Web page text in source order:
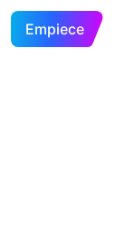
Empiece